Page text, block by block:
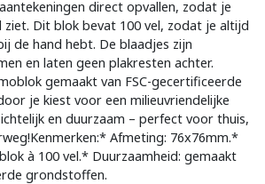
direct opvallen, zodat je
Dit blok bevat 100 vel, zodat je altijd
de hand hebt. De blaadjes zijn
en laten geen plakresten achter.
gemaakt van FSC-gecertificeerde
je kiest voor een milieuvriendelijke
en duurzaam – perfect voor thuis,
Afmeting: 76x76mm.*
à 100 vel.* Duurzaamheid: gemaakt
grondstoffen.